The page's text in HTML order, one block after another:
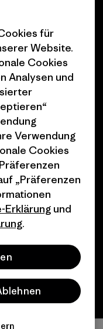
für
Website.
Cookies
Analysen und
Verwendung
Cookies
„Präferenzen
Erklärung und
.